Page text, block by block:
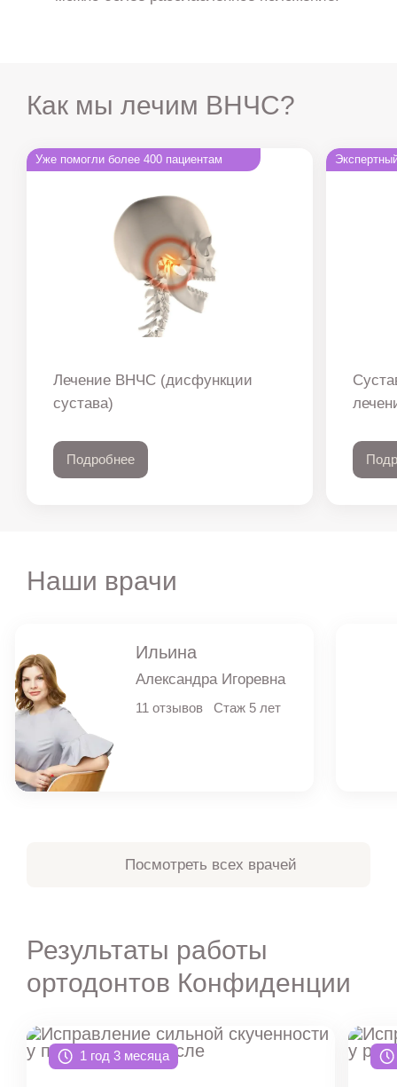
Как мы лечим ВНЧС?
Уже помогли более 400 пациентам
Лечение ВНЧС (дисфункции
сустава)
Подробнее
Наши врачи
Ильина
Александра Игоревна
11 отзывов Стаж 5 лет
Посмотреть всех врачей
Результаты работы
ортодонтов Конфиденции
1 год 3 месяца